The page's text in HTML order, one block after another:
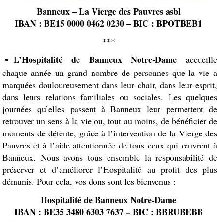
Banneux – La Vierge des Pauvres asbl
IBAN : BE15 0000 0462 0230 – BIC : BPOTBEB1
***
L’Hospitalité de Banneux Notre-Dame accueille
chaque année un grand nombre de personnes que la vie a
marquées douloureusement dans leur chair, dans leur esprit,
dans leurs relations familiales ou sociales. Les quelques
journées qu’elles passent à Banneux leur permettent de
retrouver un sens à la vie ou, tout au moins, de bénéficier de
moments de détente, grâce à l’intervention de la Vierge des
Pauvres et à l’aide attentionnée de tous ceux qui œuvrent à
Banneux. Nous avons tous ensemble la responsabilité de
préserver et d’améliorer l’Hospitalité au profit des plus
démunis. Pour cela, vos dons sont les bienvenus :
Hospitalité de Banneux Notre-Dame
IBAN : BE35 3480 6303 7637 – BIC : BBRUBEBB